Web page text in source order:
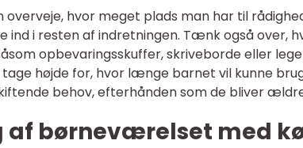
overveje, hvor meget plads man har til
ind i resten af indretningen. Tænk også over,
opbevaringsskuffer, skriveborde eller
højde for, hvor længe barnet vil kunne
behov, efterhånden som de bliver
af børneværelset med